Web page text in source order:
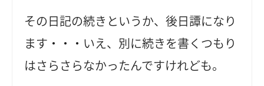
その日記の続きというか、後日譚になり
ます・・・いえ、別に続きを書くつもり
はさらさらなかったんですけれども。